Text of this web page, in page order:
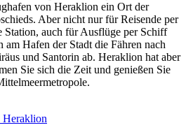
von Heraklion ein Ort der
Aber nicht nur für Reisende per
Station, auch für Ausflüge per Schiff
am Hafen der Stadt die Fähren nach
und Santorin ab. Heraklion hat aber
Sie sich die Zeit und genießen Sie